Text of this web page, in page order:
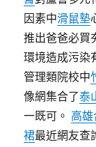
因素中滑鼠墊
推出爸爸必買
環境造成污染
管理類院校中
像網集合了泰
一既可。 高
裙最近網友查